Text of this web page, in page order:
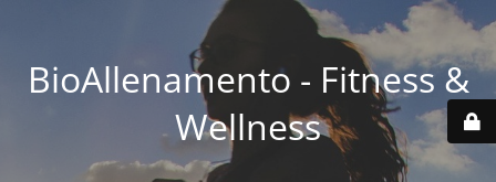
BioAllenamento - Fitness &
Wellness